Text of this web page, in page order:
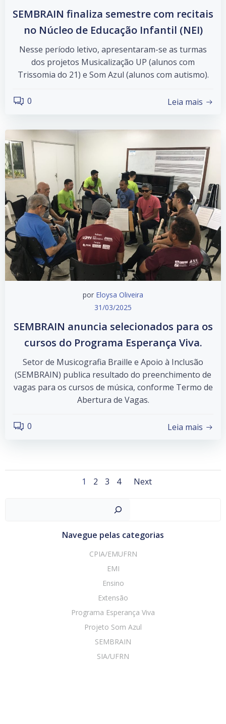
SEMBRAIN finaliza semestre com recitais
no Núcleo de Educação Infantil (NEI)
Nesse período letivo, apresentaram-se as turmas
dos projetos Musicalização UP (alunos com
Trissomia do 21) e Som Azul (alunos com autismo).
0 Leia mais
por Eloysa Oliveira
31/03/2025
SEMBRAIN anuncia selecionados para os
cursos do Programa Esperança Viva.
Setor de Musicografia Braille e Apoio à Inclusão
(SEMBRAIN) publica resultado do preenchimento de
vagas para os cursos de música, conforme Termo de
Abertura de Vagas.
0 Leia mais
Posts
navigation
Page
1 Page
2 Page
3 Page
4
Posts
Next
Pesquisar
Navegue pelas categorias
CPIA/EMUFRN
EMI
Ensino
Extensão
Programa Esperança Viva
Projeto Som Azul
SEMBRAIN
SIA/UFRN